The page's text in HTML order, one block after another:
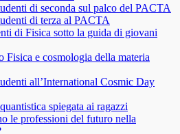
di seconda sul palco del PACTA
di terza al PACTA
di Fisica sotto la guida di giovani
Fisica e cosmologia della materia
all’International Cosmic Day
spiegata ai ragazzi
le professioni del futuro nella